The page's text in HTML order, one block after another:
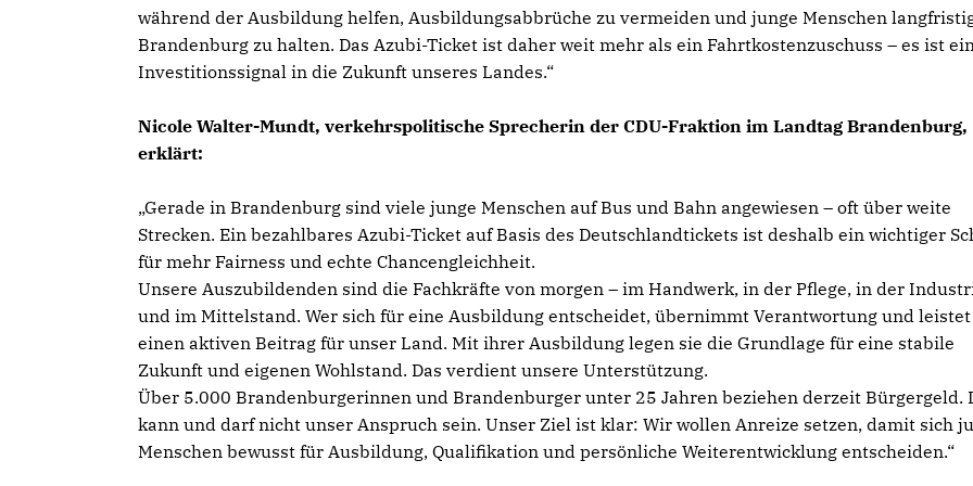
während der Ausbildung helfen, Ausbildungsabbrüche zu vermeiden und junge Menschen
Brandenburg zu halten. Das Azubi-Ticket ist daher weit mehr als ein Fahrtkostenzuschuss – es ist
Investitionssignal in die Zukunft unseres Landes.“
Nicole Walter-Mundt, verkehrspolitische Sprecherin der CDU-Fraktion im Landtag Brandenburg,
erklärt:
Gerade in Brandenburg sind viele junge Menschen auf Bus und Bahn angewiesen – oft über weite
Strecken. Ein bezahlbares Azubi-Ticket auf Basis des Deutschlandtickets ist deshalb ein wichtiger
für mehr Fairness und echte Chancengleichheit.
Unsere Auszubildenden sind die Fachkräfte von morgen – im Handwerk, in der Pflege, in der
und im Mittelstand. Wer sich für eine Ausbildung entscheidet, übernimmt Verantwortung und leistet
einen aktiven Beitrag für unser Land. Mit ihrer Ausbildung legen sie die Grundlage für eine stabile
Zukunft und eigenen Wohlstand. Das verdient unsere Unterstützung.
Über 5.000 Brandenburgerinnen und Brandenburger unter 25 Jahren beziehen derzeit Bürgergeld.
kann und darf nicht unser Anspruch sein. Unser Ziel ist klar: Wir wollen Anreize setzen, damit sich
Menschen bewusst für Ausbildung, Qualifikation und persönliche Weiterentwicklung entscheiden.“